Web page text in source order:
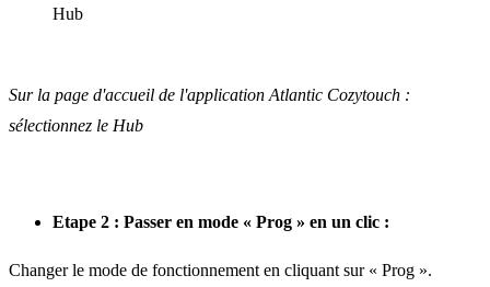
Sur la page d'accueil de l'application Atlantic Cozytouch :
sélectionnez le Hub
Etape 2 : Passer en mode « Prog » en un clic :
Changer le mode de fonctionnement en cliquant sur « Prog ».